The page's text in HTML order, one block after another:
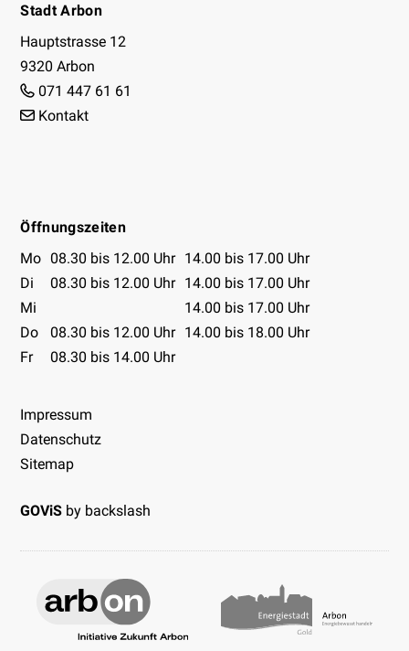
Stadt Arbon
Hauptstrasse 12
9320 Arbon
071 447 61 61
Kontakt
Öffnungszeiten
Öffnungszeiten Tabelle
Mo 08.30 bis 12.00 Uhr 14.00 bis 17.00 Uhr
Di
08.30 bis 12.00 Uhr 14.00 bis 17.00 Uhr
Mi
14.00 bis 17.00 Uhr
Do
08.30 bis 12.00 Uhr 14.00 bis 18.00 Uhr
Fr
08.30 bis 14.00 Uhr
Impressum
Datenschutz
Sitemap
GOViS by backslash